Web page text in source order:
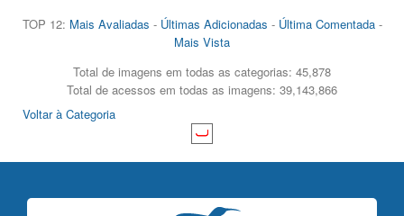
TOP 12: Mais Avaliadas - Últimas Adicionadas - Última Comentada-
Mais Vista
Total de imagens em todas as categorias: 45,878
Total de acessos em todas as imagens: 39,143,866
Voltar à Categoria